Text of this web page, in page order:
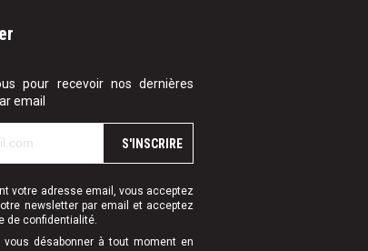
pour recevoir nos dernières
email
S'INSCRIRE
votre adresse email, vous acceptez
newsletter par email et acceptez
de confidentialité.
vous désabonner à tout moment en